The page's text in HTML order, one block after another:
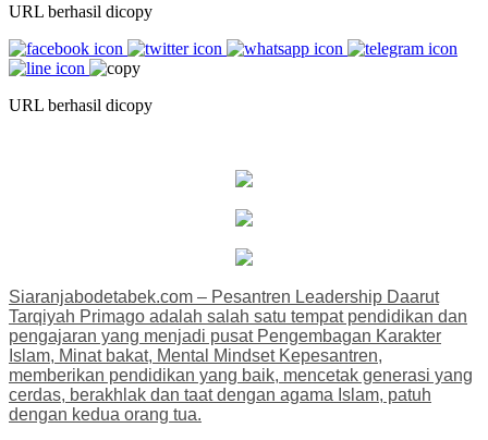
URL berhasil dicopy
URL berhasil dicopy
Siaranjabodetabek.com – Pesantren Leadership Daarut
Tarqiyah Primago adalah salah satu tempat pendidikan dan
pengajaran yang menjadi pusat Pengembagan Karakter
Islam, Minat bakat, Mental Mindset Kepesantren,
memberikan pendidikan yang baik, mencetak generasi yang
cerdas, berakhlak dan taat dengan agama Islam, patuh
dengan kedua orang tua.